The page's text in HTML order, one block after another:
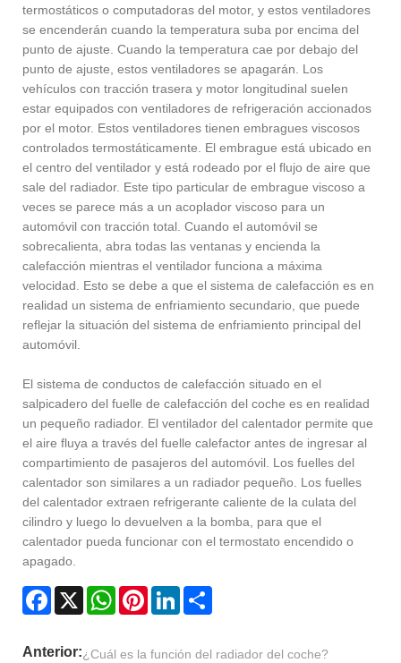
termostáticos o computadoras del motor, y estos ventiladores
se encenderán cuando la temperatura suba por encima del
punto de ajuste. Cuando la temperatura cae por debajo del
punto de ajuste, estos ventiladores se apagarán. Los
vehículos con tracción trasera y motor longitudinal suelen
estar equipados con ventiladores de refrigeración accionados
por el motor. Estos ventiladores tienen embragues viscosos
controlados termostáticamente. El embrague está ubicado en
el centro del ventilador y está rodeado por el flujo de aire que
sale del radiador. Este tipo particular de embrague viscoso a
veces se parece más a un acoplador viscoso para un
automóvil con tracción total. Cuando el automóvil se
sobrecalienta, abra todas las ventanas y encienda la
calefacción mientras el ventilador funciona a máxima
velocidad. Esto se debe a que el sistema de calefacción es en
realidad un sistema de enfriamiento secundario, que puede
reflejar la situación del sistema de enfriamiento principal del
automóvil.
El sistema de conductos de calefacción situado en el
salpicadero del fuelle de calefacción del coche es en realidad
un pequeño radiador. El ventilador del calentador permite que
el aire fluya a través del fuelle calefactor antes de ingresar al
compartimiento de pasajeros del automóvil. Los fuelles del
calentador son similares a un radiador pequeño. Los fuelles
del calentador extraen refrigerante caliente de la culata del
cilindro y luego lo devuelven a la bomba, para que el
calentador pueda funcionar con el termostato encendido o
apagado.
Facebook
X WhatsAppPinterestLinkedIn
Anterior:¿Cuál es la función del radiador del coche?